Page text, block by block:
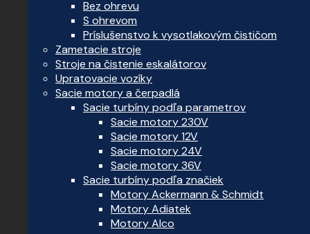
Bez ohrevu
S ohrevom
Príslušenstvo k vysotlakovým čističom
Zametacie stroje
Stroje na čistenie eskalátorov
Upratovacie vozíky
Sacie motory a čerpadlá
Sacie turbíny podľa parametrov
Sacie motory 230V
Sacie motory 12V
Sacie motory 24V
Sacie motory 36V
Sacie turbíny podľa značiek
Motory Ackermann & Schmidt
Motory Adiatek
Motory Alco